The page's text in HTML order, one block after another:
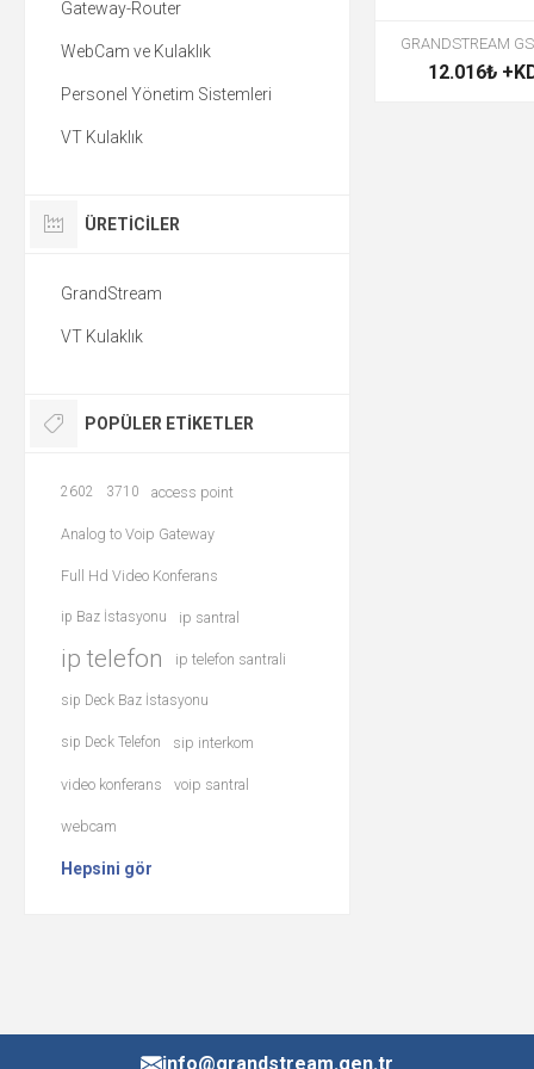
GRANDSTREAM
12.016₺
Gateway-Router
WebCam ve Kulaklık
Personel Yönetim Sistemleri
VT Kulaklık
ÜRETICILER
GrandStream
VT Kulaklık
POPÜLER ETIKETLER
2602 3710 access point
Analog to Voip Gateway
Full Hd Video Konferans
ip Baz İstasyonu ip santral
ip telefon ip telefon santrali
sip Deck Baz İstasyonu
sip Deck Telefon sip interkom
video konferans voip santral
webcam
Hepsini gör
info@grandstream.gen.tr